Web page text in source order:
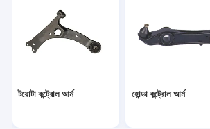
গাড়ী তেল ট্যাঙ্ক প্রতিস্থাপন
গাড়ির খুচরা যন্ত্রাংশ আনুষাঙ্গিক
টয়োটা কন্ট্রোল আর্ম হোন্ডা কন্ট্রোল আর্ম